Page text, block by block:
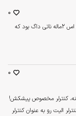
اولین بازی بزرگی که این کارو کردلست اف اس 2ماله ناتی داگ بود که
0
کنه، کنترلر مخصوص پیشکش!
الیت رو به عنوان کنترلر
0